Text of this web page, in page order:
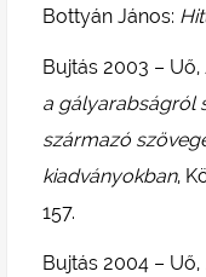
Bottyán János:
Bujtás 2003 – Uő,
a gályarabságról
származó
kiadványokban,
157.
Bujtás 2004 – Uő,